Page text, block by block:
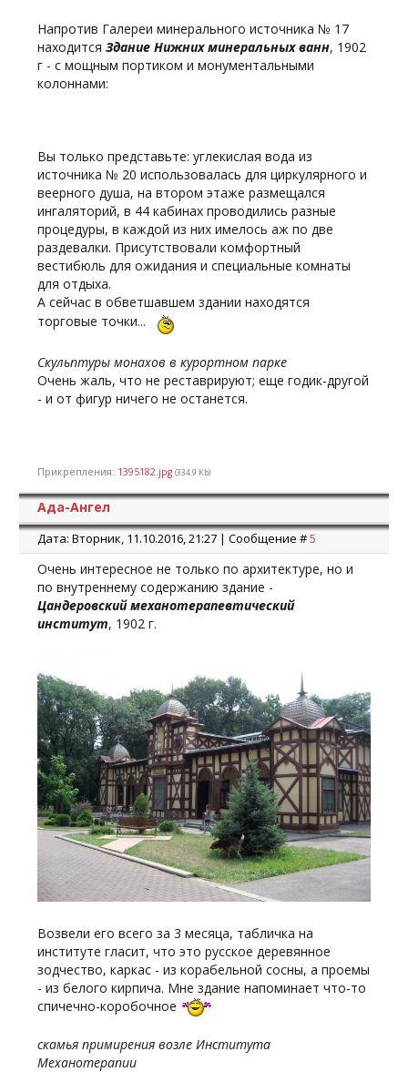
Напротив Галереи минерального источника № 17
находится Здание Нижних минеральных ванн, 1902
г - с мощным портиком и монументальными
колоннами:
Вы только представьте: углекислая вода из
источника № 20 использовалась для циркулярного и
веерного душа, на втором этаже размещался
ингаляторий, в 44 кабинах проводились разные
процедуры, в каждой из них имелось аж по две
раздевалки. Присутствовали комфортный
вестибюль для ожидания и специальные комнаты
для отдыха.
А сейчас в обветшавшем здании находятся
торговые точки...
Скульптуры монахов в курортном парке
Очень жаль, что не реставрируют; еще годик-другой
- и от фигур ничего не останется.
Прикрепления: 1395182.jpg (334.9 Kb)
Ада-Ангел
Дата: Вторник, 11.10.2016, 21:27 | Сообщение #5
Очень интересное не только по архитектуре, но и
по внутреннему содержанию здание -
Цандеровский механотерапевтический
институт, 1902 г.
Возвели его всего за 3 месяца, табличка на
институте гласит, что это русское деревянное
зодчество, каркас - из корабельной сосны, а проемы
- из белого кирпича. Мне здание напоминает что-то
спичечно-коробочное
скамья примирения возле Института
Механотерапии